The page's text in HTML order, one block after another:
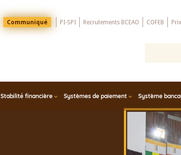
Menu
Top
Communiqué PI-SPI Recrutements BCEAO COFEB
Stabilité financière Systèmes de paiement Système